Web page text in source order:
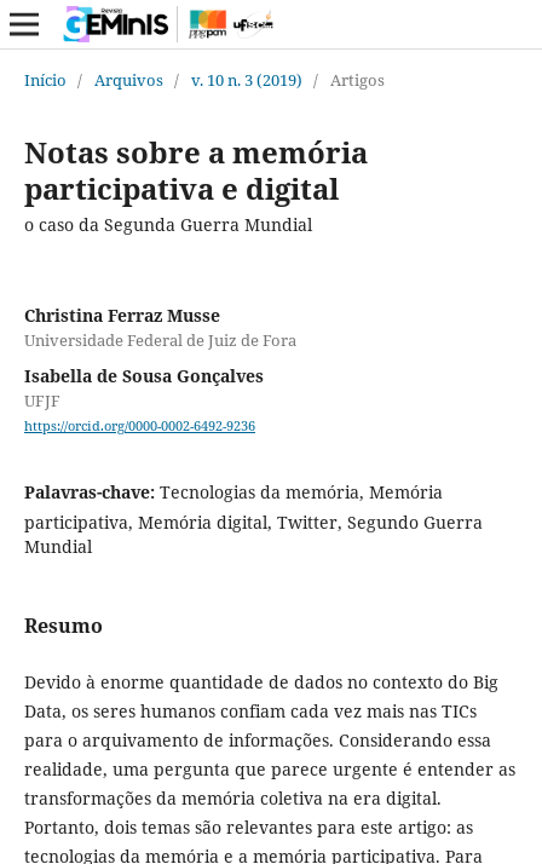
Início / Arquivos / v. 10 n. 3 (2019) / Artigos
Notas sobre a memória
participativa e digital
o caso da Segunda Guerra Mundial
Christina Ferraz Musse
Universidade Federal de Juiz de Fora
Isabella de Sousa Gonçalves
UFJF
https://orcid.org/0000-0002-6492-9236
Palavras-chave: Tecnologias da memória, Memória
participativa, Memória digital, Twitter, Segundo Guerra
Mundial
Resumo
Devido à enorme quantidade de dados no contexto do Big
Data, os seres humanos confiam cada vez mais nas TICs
para o arquivamento de informações. Considerando essa
realidade, uma pergunta que parece urgente é entender as
transformações da memória coletiva na era digital.
Portanto, dois temas são relevantes para este artigo: as
tecnologias da memória e a memória participativa. Para